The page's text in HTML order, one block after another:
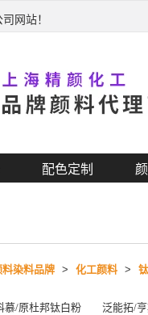
网站！
配色定制
料染料品牌 > 化工颜料 >
慕/原杜邦钛白粉 泛能拓/